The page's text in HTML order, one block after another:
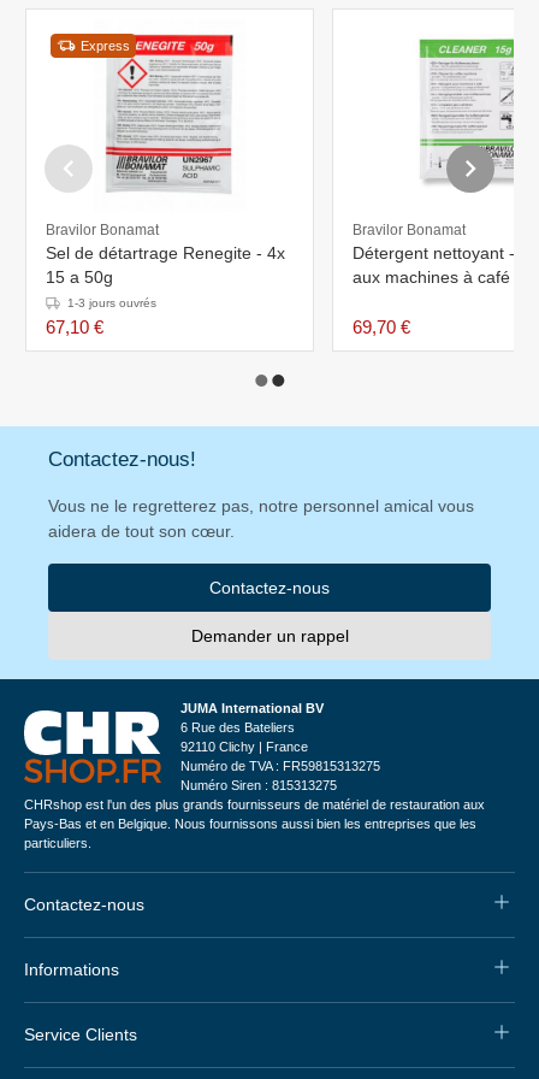
Express
Bravilor Bonamat
Sel de détartrage Renegite - 4x
15 a 50g
1-3 jours ouvrés
67,10 €
Bravilor Bonamat
Détergent nettoyant -
aux machines à café -
69,70 €
Contactez-nous!
Vous ne le regretterez pas, notre personnel amical vous
aidera de tout son cœur.
Contactez-nous
Demander un rappel
JUMA International BV
6 Rue des Bateliers
92110 Clichy | France
Numéro de TVA : FR59815313275
Numéro Siren : 815313275
CHRshop est l'un des plus grands fournisseurs de matériel de restauration aux
Pays-Bas et en Belgique. Nous fournissons aussi bien les entreprises que les
particuliers.
Contactez-nous
Informations
Service Clients